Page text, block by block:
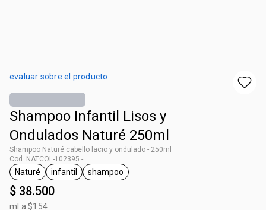
evaluar sobre el producto
Shampoo Infantil Lisos y
Ondulados Naturé 250ml
Shampoo Naturé cabello lacio y ondulado - 250ml
Cod. NATCOL-102395 -
general.tag Naturé
Naturé
general.tag infantil
infantil
general.tag shampoo
shampoo
$ 38.500
ml a $154